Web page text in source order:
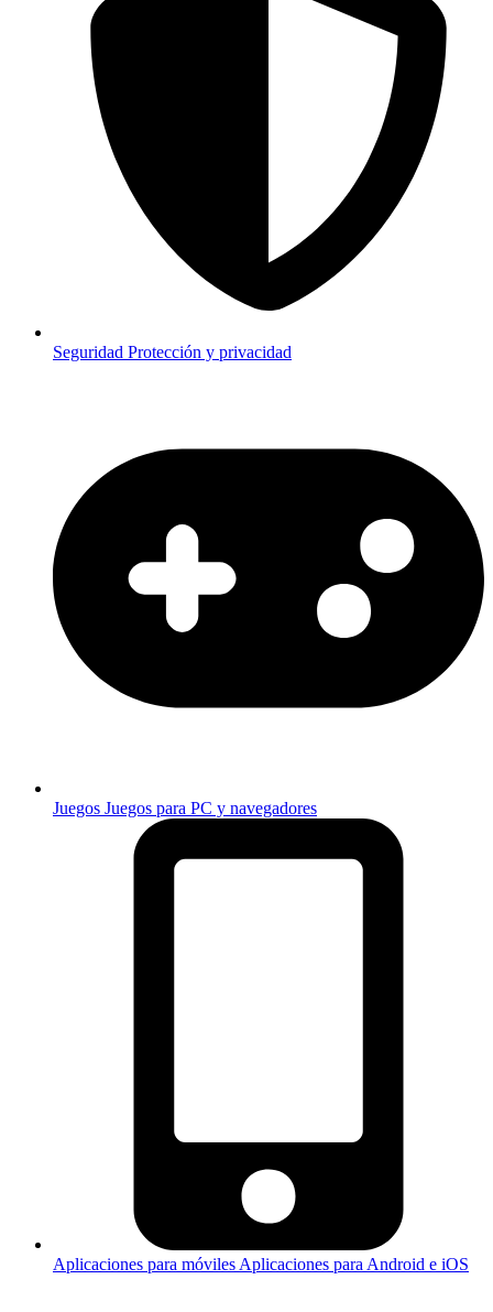
Seguridad Protección y privacidad
Juegos Juegos para PC y navegadores
Aplicaciones para móviles Aplicaciones para Android e iOS